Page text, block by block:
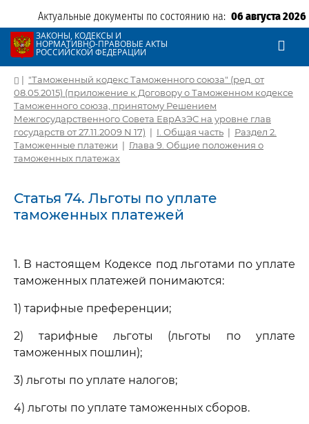
Актуальные документы по состоянию на: 06 августа 2026
ЗАКОНЫ, КОДЕКСЫ И
НОРМАТИВНО-ПРАВОВЫЕ АКТЫ
РОССИЙСКОЙ ФЕДЕРАЦИИ
| "Таможенный кодекс Таможенного союза" (ред. от
08.05.2015) (приложение к Договору о Таможенном кодексе
Таможенного союза, принятому Решением
Межгосударственного Совета ЕврАзЭС на уровне глав
государств от 27.11.2009 N 17) | I. Общая часть | Раздел 2.
Таможенные платежи | Глава 9. Общие положения о
таможенных платежах
Статья 74. Льготы по уплате
таможенных платежей
1. В настоящем Кодексе под льготами по уплате
таможенных платежей понимаются:
1) тарифные преференции;
2) тарифные льготы (льготы по уплате
таможенных пошлин);
3) льготы по уплате налогов;
4) льготы по уплате таможенных сборов.